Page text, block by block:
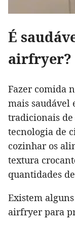
É
airfryer?
Fazer comida
mais saudável
tradicionais
tecnologia de
cozinhar os
textura
quantidades
Existem
airfryer para